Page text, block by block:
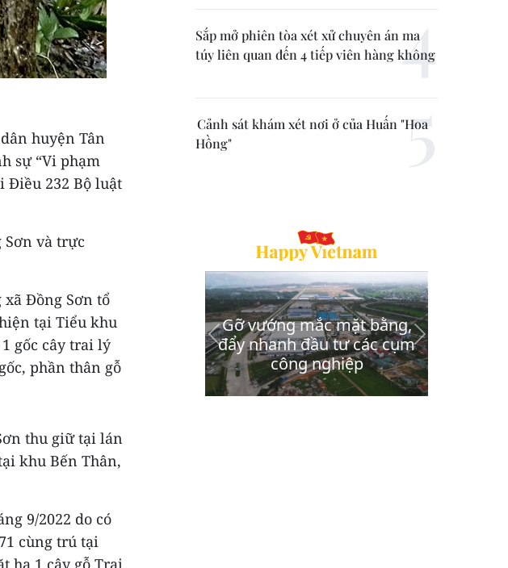
huyện Tân
sự “Vi phạm
Điều 232 Bộ luật
và trực
xã Đồng Sơn tổ
tại Tiểu khu
gốc cây trai lý
phần thân gỗ
thu giữ tại lán
khu Bến Thân,
9/2022 do có
cùng trú tại
hạ 1 cây gỗ Trai
Sắp mở phiên tòa xét xử chuyên án ma
túy liên quan đến 4 tiếp viên hàng không
Cảnh sát khám xét nơi ở của Huấn "Hoa
Hồng"